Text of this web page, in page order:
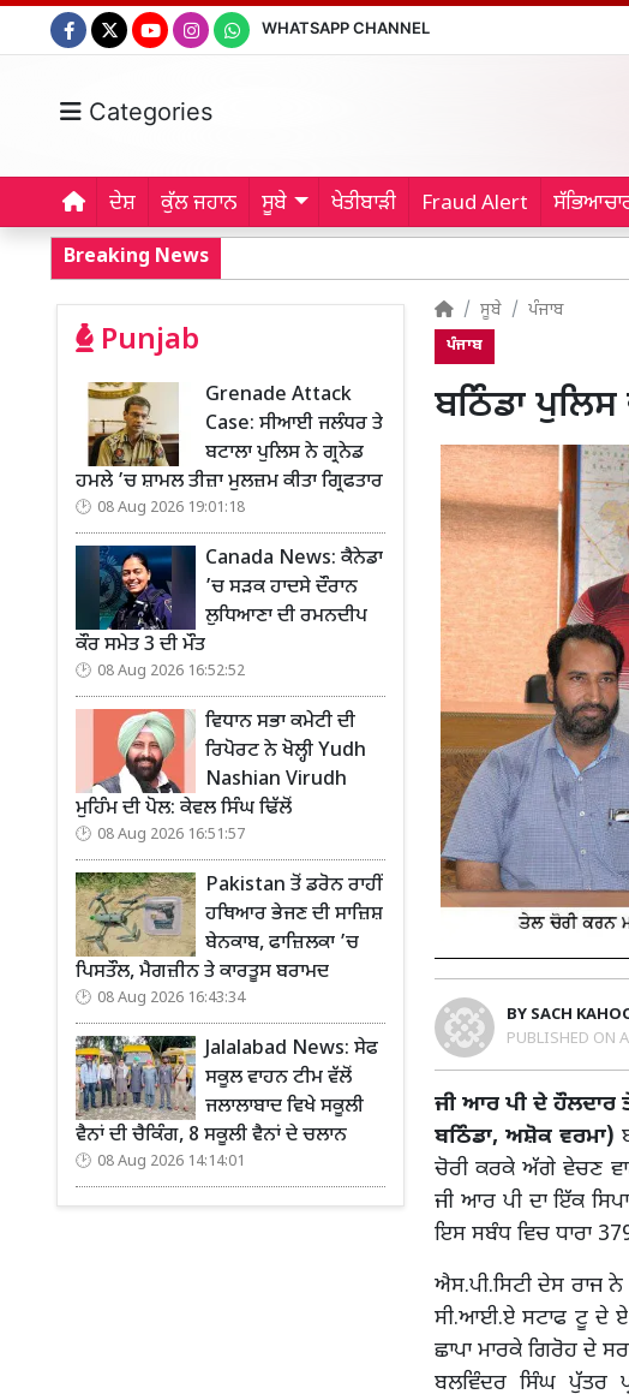
WHATSAPP CHANNEL
Categories
ਦੇਸ਼ ਕੁੱਲ ਜਹਾਨ ਸੂਬੇ ਖੇਤੀਬਾੜੀ Fraud Alert
Breaking News
Punjab
Grenade Attack
Case: ਸੀਆਈ ਜਲੰਧਰ ਤੇ
ਬਟਾਲਾ ਪੁਲਿਸ ਨੇ ਗ੍ਰਨੇਡ
ਹਮਲੇ ’ਚ ਸ਼ਾਮਲ ਤੀਜ਼ਾ ਮੁਲਜ਼ਮ ਕੀਤਾ ਗ੍ਰਿਫਤਾਰ
08 Aug 2026 19:01:18
Canada News: ਕੈਨੇਡਾ
’ਚ ਸੜਕ ਹਾਦਸੇ ਦੌਰਾਨ
ਲੁਧਿਆਣਾ ਦੀ ਰਮਨਦੀਪ
ਕੌਰ ਸਮੇਤ 3 ਦੀ ਮੌਤ
08 Aug 2026 16:52:52
ਵਿਧਾਨ ਸਭਾ ਕਮੇਟੀ ਦੀ
ਰਿਪੋਰਟ ਨੇ ਖੋਲ੍ਹੀ Yudh
Nashian Virudh
ਮੁਹਿੰਮ ਦੀ ਪੋਲ: ਕੇਵਲ ਸਿੰਘ ਢਿੱਲੋਂ
08 Aug 2026 16:51:57
Pakistan ਤੋਂ ਡਰੋਨ ਰਾਹੀਂ
ਹਥਿਆਰ ਭੇਜਣ ਦੀ ਸਾਜ਼ਿਸ਼
ਬੇਨਕਾਬ, ਫਾਜ਼ਿਲਕਾ ’ਚ
ਪਿਸਤੌਲ, ਮੈਗਜ਼ੀਨ ਤੇ ਕਾਰਤੂਸ ਬਰਾਮਦ
08 Aug 2026 16:43:34
Jalalabad News: ਸੇਫ
ਸਕੂਲ ਵਾਹਨ ਟੀਮ ਵੱਲੋਂ
ਜਲਾਲਾਬਾਦ ਵਿਖੇ ਸਕੂਲੀ
ਵੈਨਾਂ ਦੀ ਚੈਕਿੰਗ, 8 ਸਕੂਲੀ ਵੈਨਾਂ ਦੇ ਚਲਾਨ
08 Aug 2026 14:14:01
ਸੂਬੇ ਪੰਜਾਬ
ਪੰਜਾਬ
ਬਠਿੰਡਾ
BY SACH
PUBLISHED ON
ਜੀ ਆਰ ਪੀ ਦੇ ਹੌਲਦਾਰ
ਬਠਿੰਡਾ, ਅਸ਼ੋਕ ਵਰਮਾ)
ਚੋਰੀ ਕਰਕੇ ਅੱਗੇ ਵੇਚਣ
ਜੀ ਆਰ ਪੀ ਦਾ ਇੱਕ
ਇਸ ਸਬੰਧ ਵਿਚ ਧਾਰਾ
ਐਸ.ਪੀ.ਸਿਟੀ ਦੇਸ ਰਾਜ
ਸੀ.ਆਈ.ਏ ਸਟਾਫ ਟੂ ਦੇ
ਛਾਪਾ ਮਾਰਕੇ ਗਿਰੋਹ ਦੇ
ਬਲਵਿੰਦਰ ਸਿੰਘ ਪੁੱਤਰ